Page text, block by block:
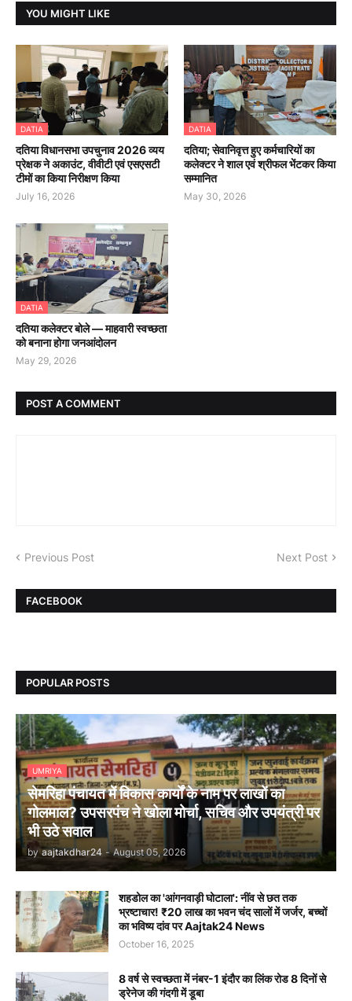
YOU MIGHT LIKE
DATIA
दतिया विधानसभा उपचुनाव 2026 व्यय
प्रेक्षक ने अकाउंट, वीवीटी एवं एसएसटी
टीमों का किया निरीक्षण किया
July 16, 2026
DATIA
दतिया; सेवानिवृत्त हुए कर्मचारियों का
कलेक्टर ने शाल एवं श्रीफल भेंटकर किया
सम्मानित
May 30, 2026
DATIA
दतिया कलेक्टर बोले — माहवारी स्वच्छता
को बनाना होगा जनआंदोलन
May 29, 2026
POST A COMMENT
Previous Post Next Post
FACEBOOK
POPULAR POSTS
UMRIYA
सेमरिहा पंचायत में विकास कार्यों के नाम पर लाखों का
गोलमाल? उपसरपंच ने खोला मोर्चा, सचिव और उपयंत्री पर
भी उठे सवाल
by aajtakdhar24 - August 05, 2026
शहडोल का 'आंगनवाड़ी घोटाला': नींव से छत तक
भ्रष्टाचार! ₹20 लाख का भवन चंद सालों में जर्जर, बच्चों
का भविष्य दांव पर Aajtak24 News
October 16, 2025
8 वर्ष से स्वच्छता में नंबर-1 इंदौर का लिंक रोड 8 दिनों से
ड्रेनेज की गंदगी में डूबा